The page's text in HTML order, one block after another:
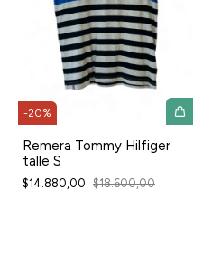
-20%
Remera Tommy Hilfiger
talle S
$14.880,00 $18.600,00